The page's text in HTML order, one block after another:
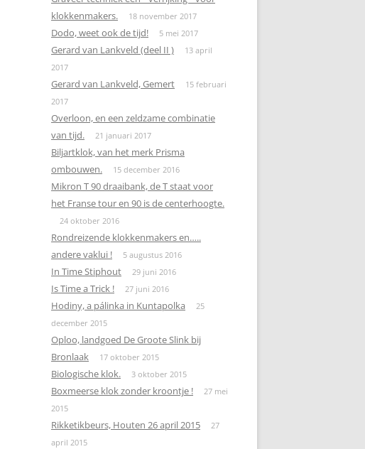
klokkenmakers.
18 november 2017
Dodo, weet ook de tijd! 5 mei 2017
Gerard van Lankveld (deel II )
13 april
2017
Gerard van Lankveld, Gemert
15 februari
2017
Overloon, en een zeldzame combinatie
van tijd.
21 januari 2017
Biljartklok, van het merk Prisma
ombouwen.
15 december 2016
Mikron T 90 draaibank, de T staat voor
het Franse tour en 90 is de centerhoogte.
24 oktober 2016
Rondreizende klokkenmakers en…..
andere vaklui !
5 augustus 2016
In Time Stiphout 29 juni 2016
Is Time a Trick ! 27 juni 2016
Hodiny, a pálinka in Kuntapolka
25
december 2015
Oploo, landgoed De Groote Slink bij
Bronlaak
17 oktober 2015
Biologische klok. 3 oktober 2015
Boxmeerse klok zonder kroontje !
27 mei
2015
Rikketikbeurs, Houten 26 april 2015
27
april 2015